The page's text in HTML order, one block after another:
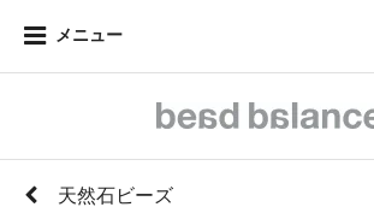
メニュー
天然石ビーズ